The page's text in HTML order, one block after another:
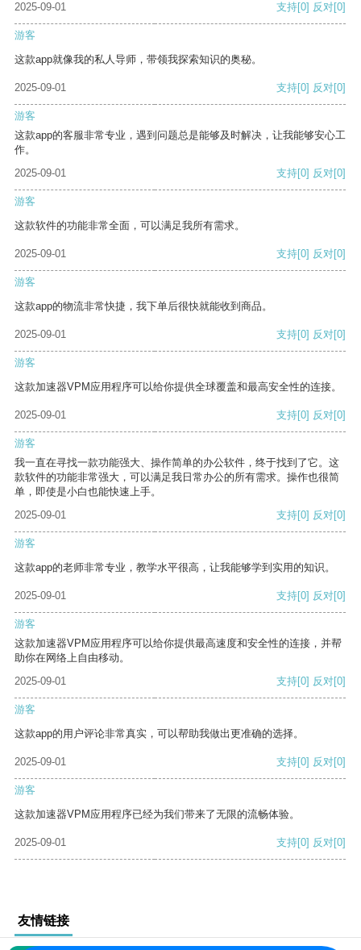
2025-09-01 支持[0] 反对[0]
游客
这款app就像我的私人导师，带领我探索知识的奥秘。
2025-09-01 支持[0] 反对[0]
游客
这款app的客服非常专业，遇到问题总是能够及时解决，让我能够安心工
作。
2025-09-01
支持[0] 反对[0]
游客
这款软件的功能非常全面，可以满足我所有需求。
2025-09-01 支持[0] 反对[0]
游客
这款app的物流非常快捷，我下单后很快就能收到商品。
2025-09-01 支持[0] 反对[0]
游客
这款加速器VPM应用程序可以给你提供全球覆盖和最高安全性的连接。
2025-09-01 支持[0] 反对[0]
游客
我一直在寻找一款功能强大、操作简单的办公软件，终于找到了它。这
款软件的功能非常强大，可以满足我日常办公的所有需求。操作也很简
单，即使是小白也能快速上手。
2025-09-01
支持[0] 反对[0]
游客
这款app的老师非常专业，教学水平很高，让我能够学到实用的知识。
2025-09-01 支持[0] 反对[0]
游客
这款加速器VPM应用程序可以给你提供最高速度和安全性的连接，并帮
助你在网络上自由移动。
2025-09-01
支持[0] 反对[0]
游客
这款app的用户评论非常真实，可以帮助我做出更准确的选择。
2025-09-01 支持[0] 反对[0]
游客
这款加速器VPM应用程序已经为我们带来了无限的流畅体验。
2025-09-01 支持[0] 反对[0]
友情链接